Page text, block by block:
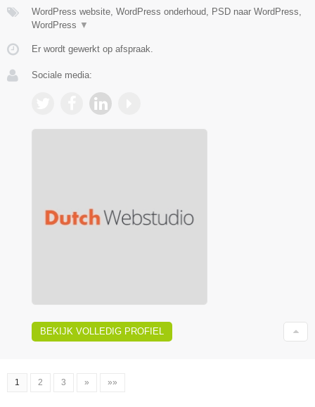
WordPress website, WordPress onderhoud, PSD naar WordPress,
WordPress ▼
Er wordt gewerkt op afspraak.
Sociale media:
BEKIJK VOLLEDIG PROFIEL
1 2 3 » »»